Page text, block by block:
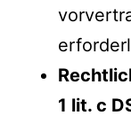
1 lit. c